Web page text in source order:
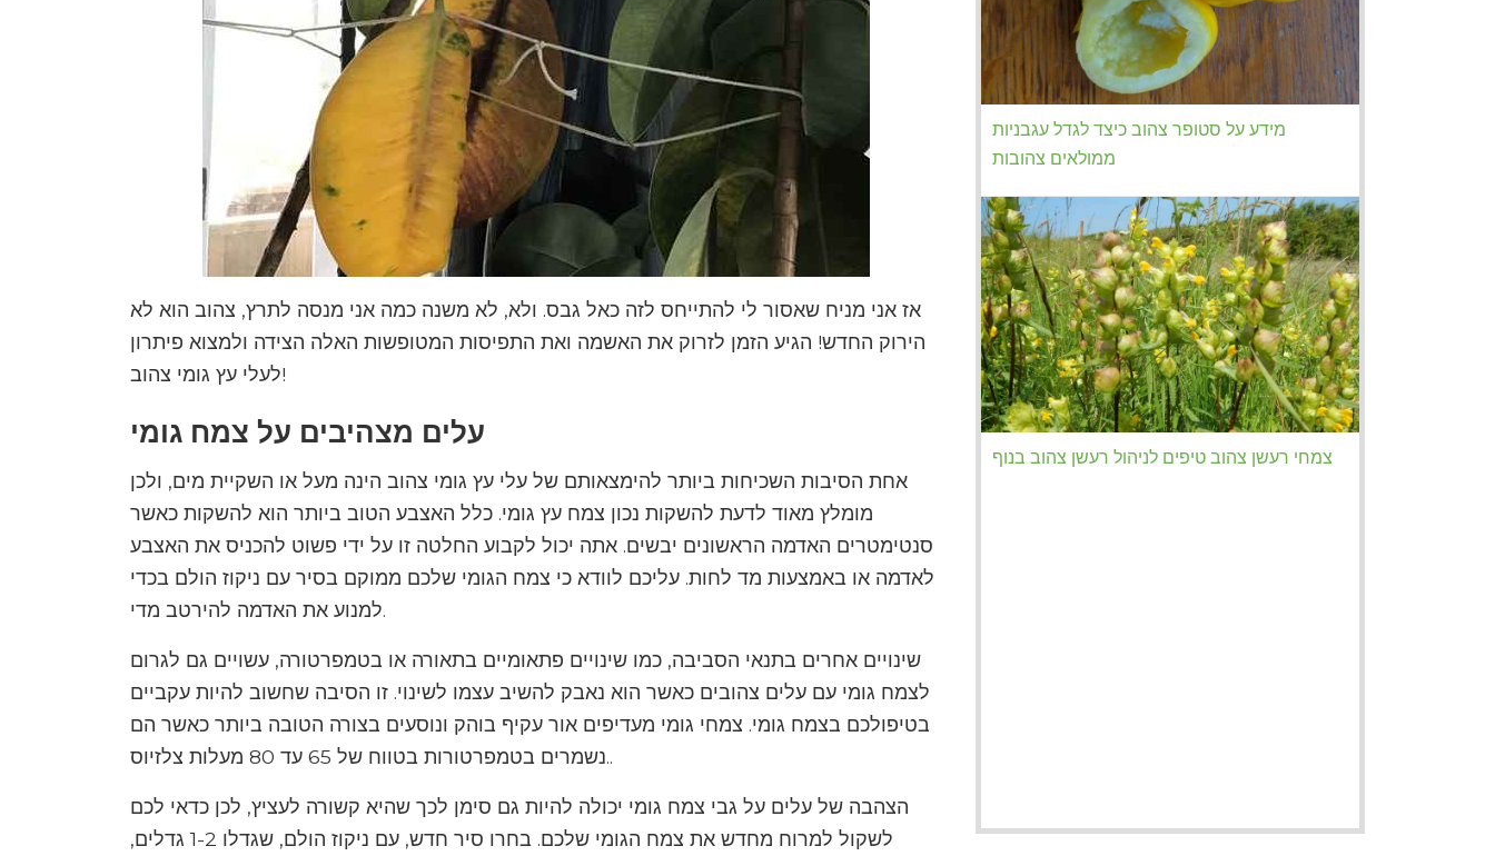
אז אני מניח שאסור לי להתייחס לזה כאל גבס. ולא, לא משנה כמה אני מנסה לתרץ, צהוב הוא לא
הירוק החדש! הגיע הזמן לזרוק את האשמה ואת התפיסות המטופשות האלה הצידה ולמצוא פיתרון
לעלי עץ גומי צהוב!
עלים מצהיבים על צמח גומי
אחת הסיבות השכיחות ביותר להימצאותם של עלי עץ גומי צהוב הינה מעל או השקיית מים, ולכן
מומלץ מאוד לדעת להשקות נכון צמח עץ גומי. כלל האצבע הטוב ביותר הוא להשקות כאשר
סנטימטרים האדמה הראשונים יבשים. אתה יכול לקבוע החלטה זו על ידי פשוט להכניס את האצבע
לאדמה או באמצעות מד לחות. עליכם לוודא כי צמח הגומי שלכם ממוקם בסיר עם ניקוז הולם בכדי
למנוע את האדמה להירטב מדי.
שינויים אחרים בתנאי הסביבה, כמו שינויים פתאומיים בתאורה או בטמפרטורה, עשויים גם לגרום
לצמח גומי עם עלים צהובים כאשר הוא נאבק להשיב עצמו לשינוי. זו הסיבה שחשוב להיות עקביים
בטיפולכם בצמח גומי. צמחי גומי מעדיפים אור עקיף בוהק ונוסעים בצורה הטובה ביותר כאשר הם
נשמרים בטמפרטורות בטווח של 65 עד 80 מעלות צלזיוס..
הצהבה של עלים על גבי צמח גומי יכולה להיות גם סימן לכך שהיא קשורה לעציץ, לכן כדאי לכם
לשקול למרוח מחדש את צמח הגומי שלכם. בחרו סיר חדש, עם ניקוז הולם, שגדלו 1-2 גדלים,
מידע על סטופר צהוב כיצד לגדל עגבניות
ממולאים צהובות
צמחי רעשן צהוב טיפים לניהול רעשן צהוב בנוף